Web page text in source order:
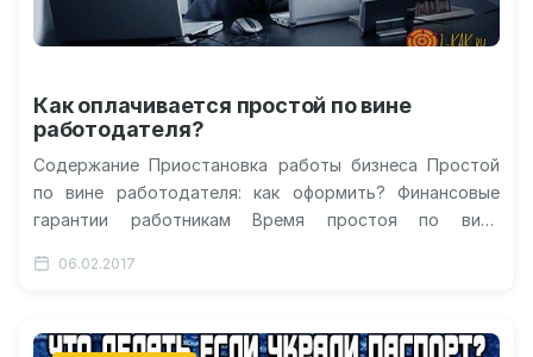
Как оплачивается простой по вине
работодателя?
Содержание Приостановка работы бизнеса Простой
по вине работодателя: как оформить? Финансовые
гарантии работникам Время простоя по вине
вынужденных паузах…
06.02.2017